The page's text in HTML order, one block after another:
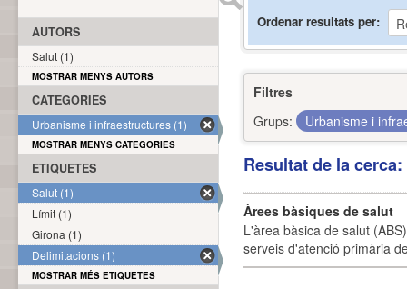
Ordenar resultats per
Filtres
Grups:
Urbanisme i
Resultat de la
Àrees bàsiques de salut
L'àrea bàsica de salut
serveis d'atenció primària
AUTORS
Salut (1)
MOSTRAR MENYS AUTORS
CATEGORIES
Urbanisme i infraestructures (1)
MOSTRAR MENYS CATEGORIES
ETIQUETES
Salut (1)
Límit (1)
Girona (1)
Delimitacions (1)
MOSTRAR MÉS ETIQUETES